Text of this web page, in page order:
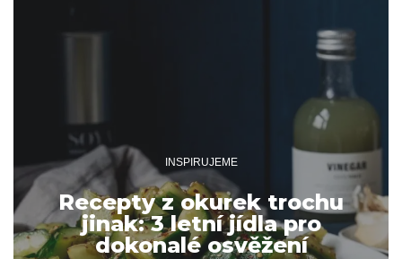
INSPIRUJEME
Recepty z okurek trochu
jinak: 3 letní jídla pro
dokonalé osvěžení